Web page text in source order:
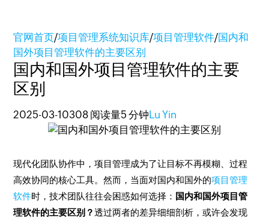
官网首页/项目管理系统知识库/项目管理软件/国内和
国外项目管理软件的主要区别
国内和国外项目管理软件的主要
区别
2025-03-10308 阅读量5 分钟 Lu Yin
现代化团队协作中，项目管理成为了让目标不再模糊、过程
高效协同的核心工具。然而，当面对国内和国外的项目管理
软件时，技术团队往往会困惑如何选择： 国内和国外项目管
理软件的主要区别？透过两者的差异细细剖析，或许会发现